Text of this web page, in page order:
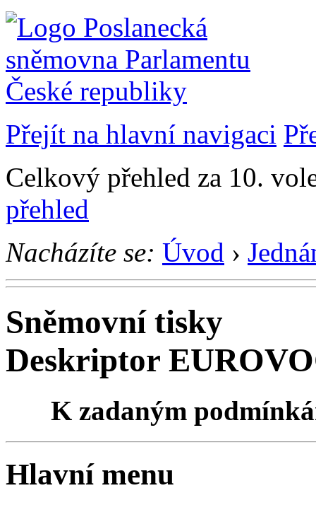
Přejít na hlavní navigaci
Celkový přehled za 10.
přehled
Nacházíte se: Úvod ›
Sněmovní tisky
Deskriptor
K zadaným
Hlavní menu